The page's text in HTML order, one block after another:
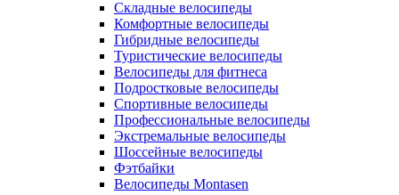
Складные велосипеды
Комфортные велосипеды
Гибридные велосипеды
Туристические велосипеды
Велосипеды для фитнеса
Подростковые велосипеды
Спортивные велосипеды
Профессиональные велосипеды
Экстремальные велосипеды
Шоссейные велосипеды
Фэтбайки
Велосипеды Montasen